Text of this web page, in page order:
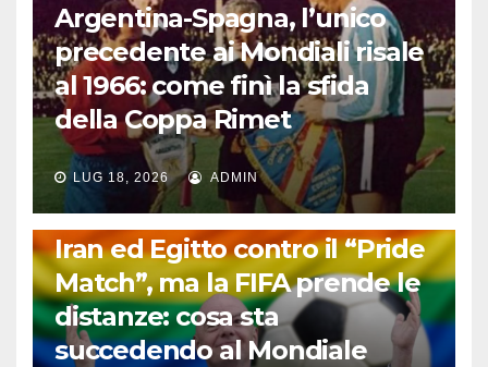
Argentina-Spagna, l’unico
precedente ai Mondiali risale
al 1966: come finì la sfida
della Coppa Rimet
LUG 18, 2026 ADMIN
FUORI DAL CAMPO: CALCIO, GOSSIP E NON SOLO
Iran ed Egitto contro il “Pride
Match”, ma la FIFA prende le
distanze: cosa sta
succedendo al Mondiale